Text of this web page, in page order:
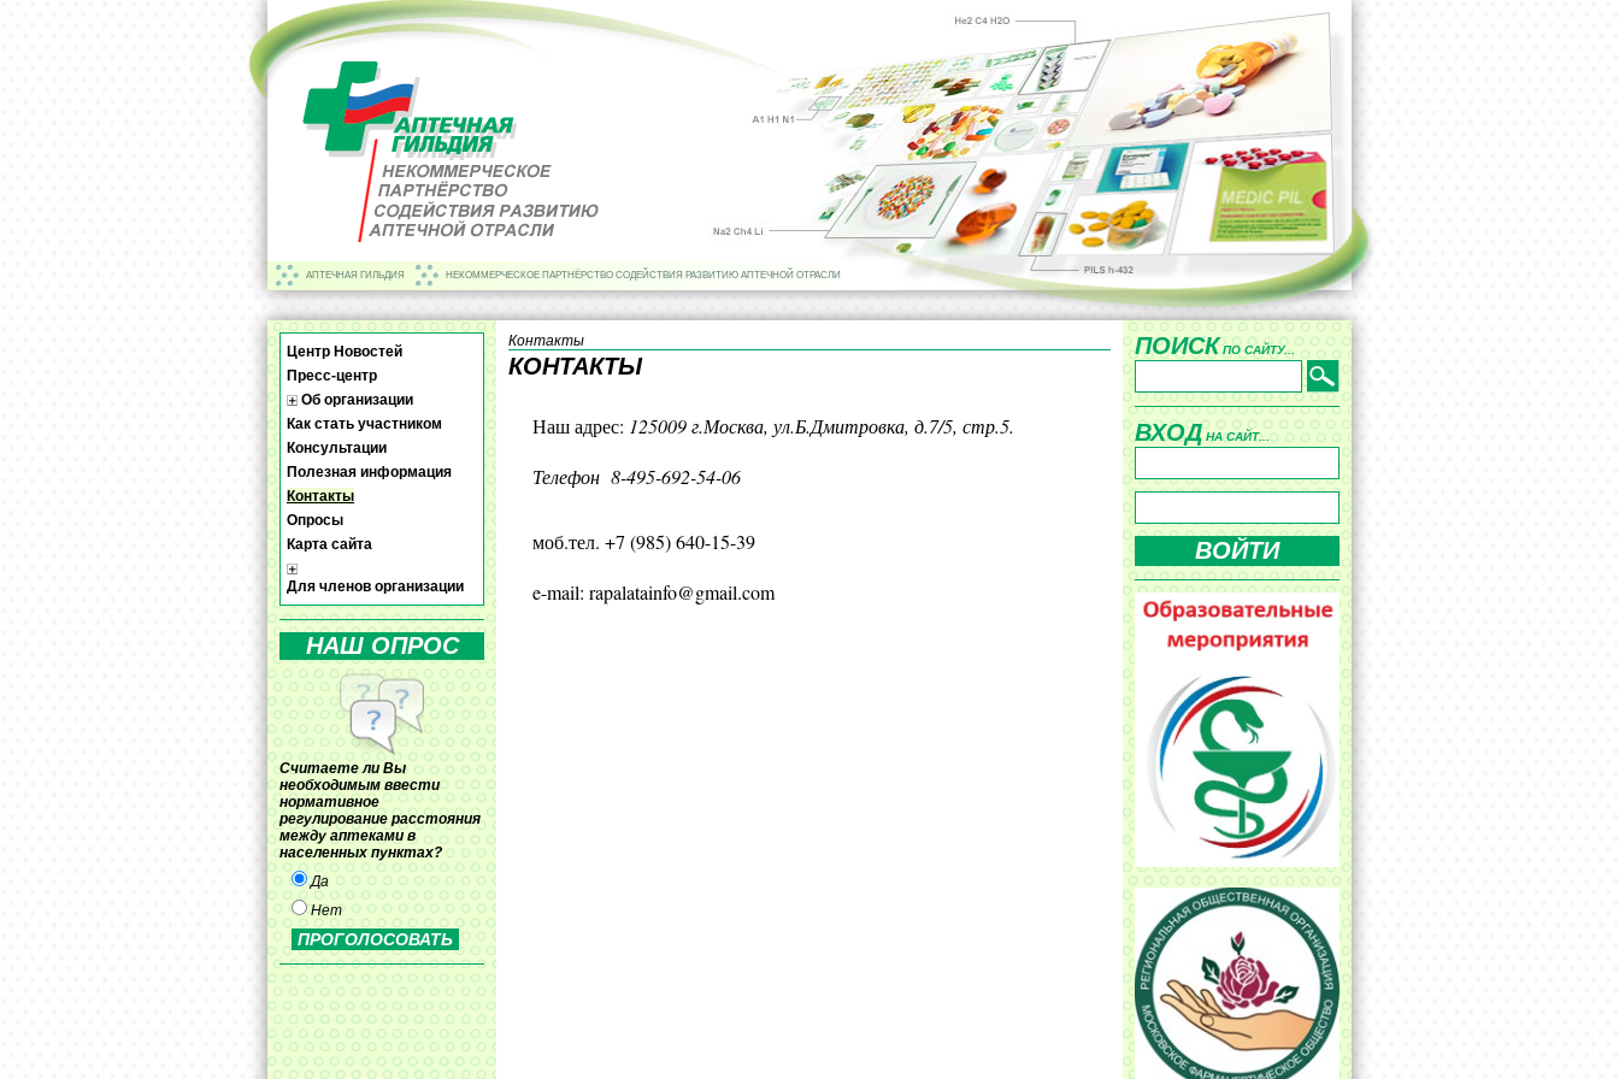
АПТЕЧНАЯ ГИЛЬДИЯ НЕКОММЕРЧЕСКОЕ ПАРТНЁРСТВО СОДЕЙСТВИЯ РАЗВИТИЮ АПТЕЧНОЙ ОТРАСЛИ
Центр Новостей
Пресс-центр
Об организации
Как стать участником
Консультации
Полезная информация
Контакты
Опросы
Карта сайта
Для членов организации
НАШ ОПРОС
Считаете ли Вы
необходимым ввести
нормативное
регулирование расстояния
между аптеками в
населенных пунктах?
Да
Нет
Контакты
КОНТАКТЫ
Наш адрес: 125009 г.Москва, ул.Б.Дмитровка, д.7/5, стр.5.
Телефон 8-495-692-54-06
моб.тел. +7 (985) 640-15-39
e-mail: rapalatainfo@gmail.com
ПОИСКПО САЙТУ...
ВХОД НА САЙТ...